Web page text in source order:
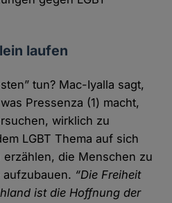
laufen
tun? Mac-Iyalla sagt,
Pressenza (1) macht,
wirklich zu
LGBT Thema auf sich
die Menschen zu
“Die Freiheit
ist die Hoffnung der